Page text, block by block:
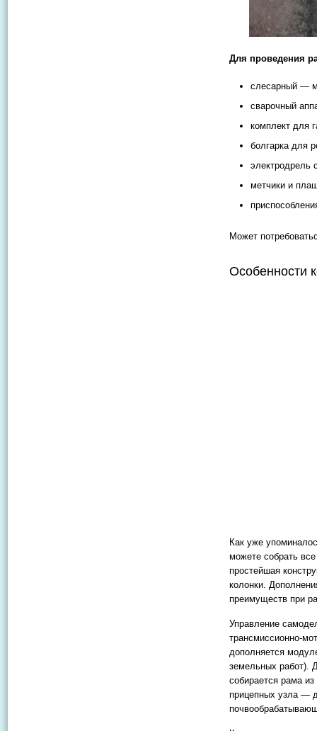
Для проведения
слесарный —
сварочный
комплект для
болгарка для
электродрель
метчики и
Может
Особенности
Как уже
можете собрать
простейшая
колонки.
преимуществ при
Управление
трансмиссионно-
дополняется
земельных работ).
собирается рама
прицепных узла —